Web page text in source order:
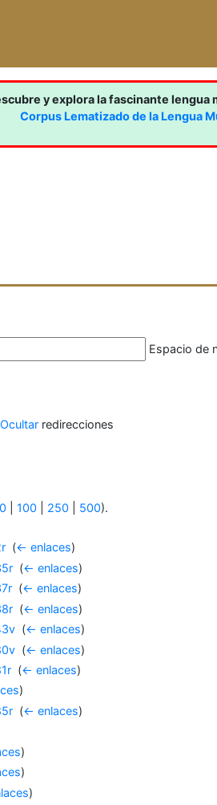
y explora la fascinante lengua
Corpus Lematizado de la Lengua
Espacio de
Ocultar redirecciones
100 250 500).
(← enlaces)
(← enlaces)
(← enlaces)
(← enlaces)
(← enlaces)
(← enlaces)
(← enlaces)
)
(← enlaces)
)
)
)